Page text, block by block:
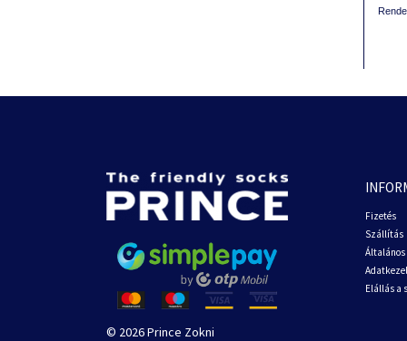
Fizetés
Szállítás
Elállás a
© 2026 Prince Zokni